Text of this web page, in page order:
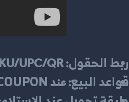
ربط الحقول: SKU/UPC/QR تعود لمنتج واحد دون تكرار.
قواعد البيع: عند ”